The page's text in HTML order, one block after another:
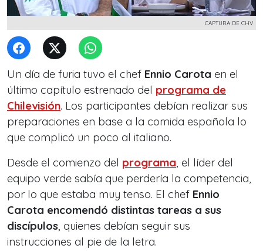
CAPTURA DE CHV
Un día de furia tuvo el chef Ennio Carota en el
último capítulo estrenado del programa de
Chilevisión. Los participantes debían realizar sus
preparaciones en base a la comida española lo
que complicó un poco al italiano.
Desde el comienzo del programa, el líder del
equipo verde sabía que perdería la competencia,
por lo que estaba muy tenso. El chef Ennio
Carota encomendó distintas tareas a sus
discípulos, quienes debían seguir sus
instrucciones al pie de la letra.